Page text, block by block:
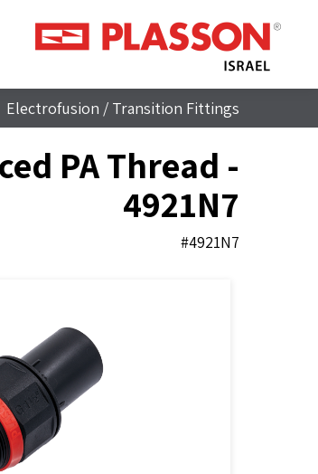
Electrofusion / Transition Fittings
PA Thread -
4921N7
#4921N7